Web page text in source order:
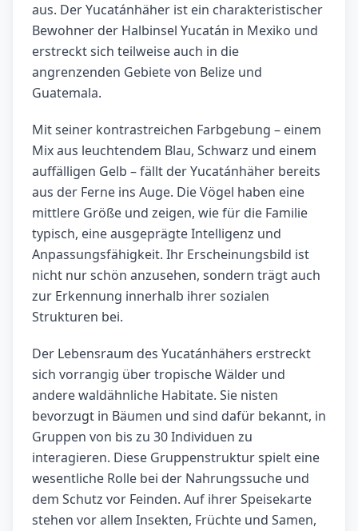
aus. Der Yucatánhäher ist ein charakteristischer
Bewohner der Halbinsel Yucatán in Mexiko und
erstreckt sich teilweise auch in die
angrenzenden Gebiete von Belize und
Guatemala.
Mit seiner kontrastreichen Farbgebung – einem
Mix aus leuchtendem Blau, Schwarz und einem
auffälligen Gelb – fällt der Yucatánhäher bereits
aus der Ferne ins Auge. Die Vögel haben eine
mittlere Größe und zeigen, wie für die Familie
typisch, eine ausgeprägte Intelligenz und
Anpassungsfähigkeit. Ihr Erscheinungsbild ist
nicht nur schön anzusehen, sondern trägt auch
zur Erkennung innerhalb ihrer sozialen
Strukturen bei.
Der Lebensraum des Yucatánhähers erstreckt
sich vorrangig über tropische Wälder und
andere waldähnliche Habitate. Sie nisten
bevorzugt in Bäumen und sind dafür bekannt, in
Gruppen von bis zu 30 Individuen zu
interagieren. Diese Gruppenstruktur spielt eine
wesentliche Rolle bei der Nahrungssuche und
dem Schutz vor Feinden. Auf ihrer Speisekarte
stehen vor allem Insekten, Früchte und Samen,